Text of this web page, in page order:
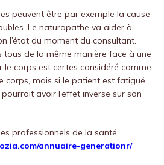
peuvent être par exemple la cause
Le naturopathe va aider à
l’état du moment du consultant.
tous de la même manière face à une
le corps est certes considéré comme
corps, mais si le patient est fatigué
avoir l’effet inverse sur son
professionnels de la santé
annuaire-generationr/